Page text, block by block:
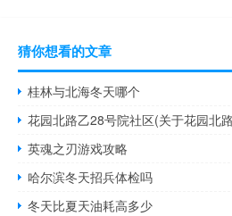
猜你想看的文章
桂林与北海冬天哪个
花园北路乙28号院社区(关于花园北
英魂之刃游戏攻略
哈尔滨冬天招兵体检吗
冬天比夏天油耗高多少